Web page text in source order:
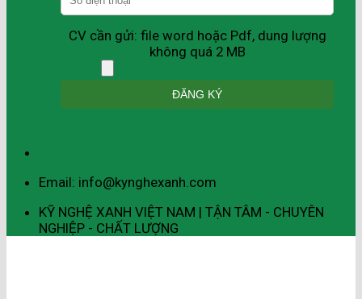
CV cần gửi: file word hoặc Pdf, dung lượng
không quá 2 MB
Email: info@kynghexanh.com
KỸ NGHỆ XANH VIỆT NAM | TẬN TÂM - CHUYÊN
NGHIỆP - CHẤT LƯỢNG